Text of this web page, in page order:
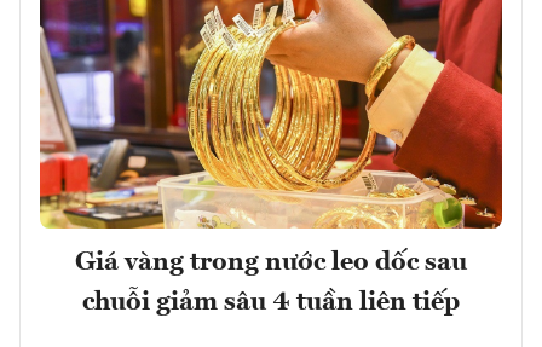
Giá vàng trong nước leo dốc sau
chuỗi giảm sâu 4 tuần liên tiếp